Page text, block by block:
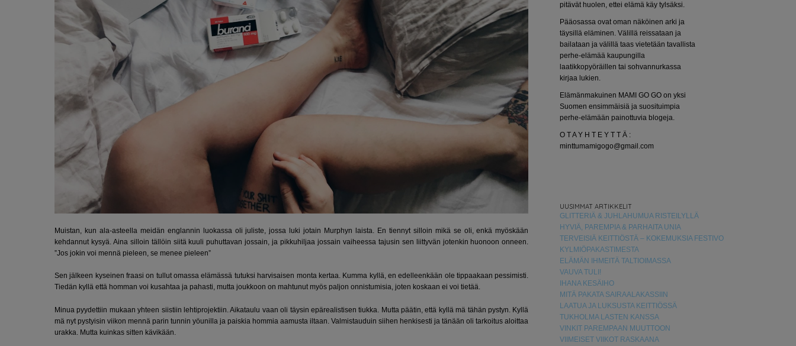
Muistan, kun ala-asteella meidän englannin luokassa oli juliste, jossa luki jotain Murphyn laista. En tiennyt silloin mikä se oli, enkä myöskään
kehdannut kysyä. Aina silloin tällöin siitä kuuli puhuttavan jossain, ja pikkuhiljaa jossain vaiheessa tajusin sen liittyvän jotenkin huonoon onneen.
”Jos jokin voi mennä pieleen, se menee pieleen”
Sen jälkeen kyseinen fraasi on tullut omassa elämässä tutuksi harvisaisen monta kertaa. Kumma kyllä, en edelleenkään ole tippaakaan pessimisti.
Tiedän kyllä että homman voi kusahtaa ja pahasti, mutta joukkoon on mahtunut myös paljon onnistumisia, joten koskaan ei voi tietää.
Minua pyydettiin mukaan yhteen siistiin lehtiprojektiin. Aikataulu vaan oli täysin epärealistisen tiukka. Mutta päätin, että kyllä mä tähän pystyn. Kyllä
mä nyt pystyisin viikon mennä parin tunnin yöunilla ja paiskia hommia aamusta iltaan. Valmistauduin siihen henkisesti ja tänään oli tarkoitus aloittaa
urakka. Mutta kuinkas sitten kävikään.
pitävät huolen, ettei elämä käy tylsäksi.
Pääosassa ovat oman näköinen arki ja
täysillä eläminen. Välillä reissataan ja
bailataan ja välillä taas vietetään tavallista
perhe-elämää kaupungilla
laatikkopyöräillen tai sohvannurkassa
kirjaa lukien.
Elämänmakuinen MAMI GO GO on yksi
Suomen ensimmäisiä ja suosituimpia
perhe-elämään painottuvia blogeja.
O T A Y H T E Y T T Ä :
minttumamigogo@gmail.com
UUSIMMAT ARTIKKELIT
GLITTERIÄ & JUHLAHUMUA RISTEILYLLÄ
HYVIÄ, PAREMPIA & PARHAITA UNIA
TERVEISIÄ KEITTIÖSTÄ – KOKEMUKSIA FESTIVO
KYLMIÖPAKASTIMESTA
ELÄMÄN IHMEITÄ TALTIOIMASSA
VAUVA TULI!
IHANA KESÄIHO
MITÄ PAKATA SAIRAALAKASSIIN
LAATUA JA LUKSUSTA KEITTIÖSSÄ
TUKHOLMA LASTEN KANSSA
VINKIT PAREMPAAN MUUTTOON
VIIMEISET VIIKOT RASKAANA